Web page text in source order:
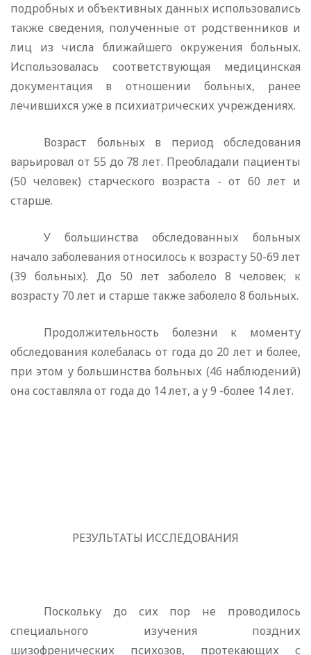
подробных и объективных данных использовались
также сведения, полученные от родственников и
лиц из числа ближайшего окружения больных.
Использовалась соответствующая медицинская
документация в отношении больных, ранее
лечившихся уже в психиатрических учреждениях.
Возраст больных в период обследования
варьировал от 55 до 78 лет. Преобладали пациенты
(50 человек) старческого воз­раста - от 60 лет и
старше.
У большинства обследованных больных
начало заболевания относилось к возрасту 50-69 лет
(39 больных). До 50 лет за­болело 8 человек; к
возрасту 70 лет и старше также заболело 8 больных.
Продолжительность болезни к моменту
обследования колеба­лась от года до 20 лет и более,
при этом у большинства боль­ных (46 наблюдений)
она составляла от года до 14 лет, а у 9 -более 14 лет.
РЕЗУЛЬТАТЫ ИССЛЕДОВАНИЯ
Поскольку до сих пор не проводилось
специального изуче­ния поздних
шизофренических психозов, протекающих с